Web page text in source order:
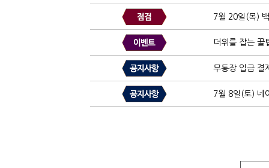
7월 20일(목)
더위를 잡는 꿀
무통장 입금 결
7월 8일(토) 네